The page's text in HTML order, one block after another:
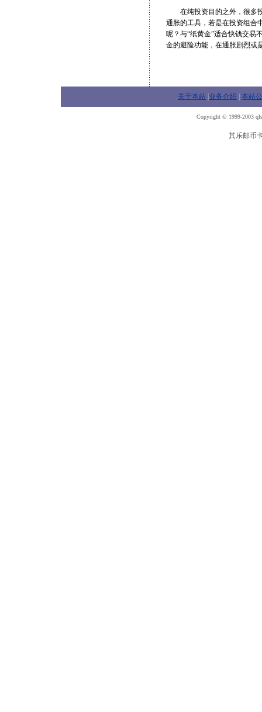
在纯投资目的之外，很多投
通胀的工具，若是在投资组合
呢？与“纸黄金”适合快钱交易
金的避险功能，在通胀剧烈或
关于本站 业务介绍 本站
Copyright © 1999-2003
其乐邮币